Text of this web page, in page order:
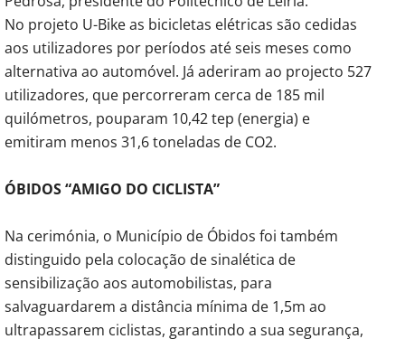
No projeto U-Bike as bicicletas elétricas são cedidas
aos utilizadores por períodos até seis meses como
alternativa ao automóvel. Já aderiram ao projecto 527
utilizadores, que percorreram cerca de 185 mil
quilómetros, pouparam 10,42 tep (energia) e
emitiram menos 31,6 toneladas de CO2.
ÓBIDOS “AMIGO DO CICLISTA”
Na cerimónia, o Município de Óbidos foi também
distinguido pela colocação de sinalética de
sensibilização aos automobilistas, para
salvaguardarem a distância mínima de 1,5m ao
ultrapassarem ciclistas, garantindo a sua segurança,